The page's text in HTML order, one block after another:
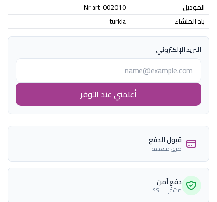
الموديل
Nr art-002010
بلد المنشاء
turkia
البريد الإلكتروني
أعلمني عند التوفر
قبول الدفع
طرق متعددة
دفع آمن
مشفّر بـ SSL